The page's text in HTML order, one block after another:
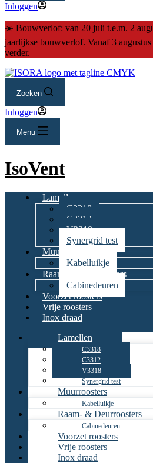
Inloggen
☀️ Bouwverlof: van 20 juli t.e.m. 2
jaarlijkse bouwverlof. Vanaf 3
verder.
Zoeken
Inloggen
Menu
IsoVent
Lamellen
C3318
C3312
V3318
Synergrid test
Muurroosters
Kabelluikje
Raam- & Deurroosters
Cabinedeuren
Voorzet roosters
Vrije roosters
Inox draad
Lamellen
C3318
C3312
V3318
Synergrid test
Muurroosters
Kabelluikje
Raam- & Deurroosters
Cabinedeuren
Voorzet roosters
Vrije roosters
Inox draad